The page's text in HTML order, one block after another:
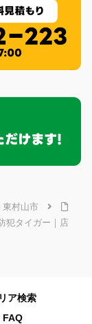
東村山市
犯タイガー｜店
ア検索
FAQ